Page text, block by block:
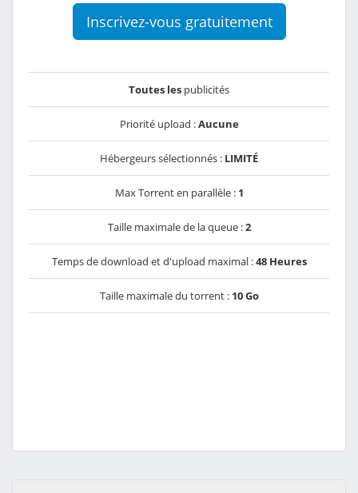
Inscrivez-vous gratuitement
Toutes les publicités
Priorité upload :Aucune
Hébergeurs sélectionnés : LIMITÉ
Max Torrent en parallèle : 1
Taille maximale de la queue :2
Temps de download et d'upload maximal :48 Heures
Taille maximale du torrent : 10 Go